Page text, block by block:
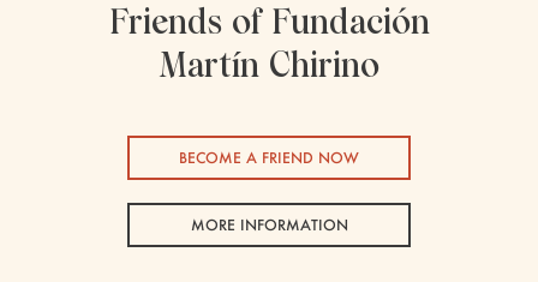
Friends of Fundación
Martín Chirino
BECOME A FRIEND NOW
MORE INFORMATION